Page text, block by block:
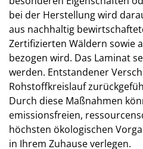
bei der Herstellung wird
aus nachhaltig
Zertifizierten Wäldern sowie
bezogen wird. Das Laminat
werden. Entstandener
Rohstoffkreislauf
Durch diese Maßnahmen
emissionsfreien,
höchsten ökologischen
in Ihrem Zuhause verlegen.